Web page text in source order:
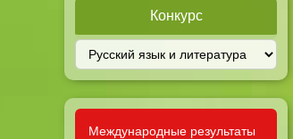
Конкурс
Международные результаты